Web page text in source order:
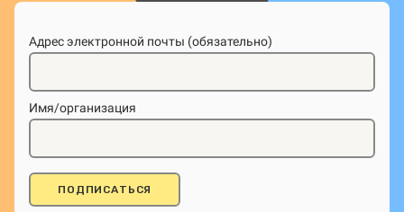
Адрес электронной почты (обязательно)
Имя/организация